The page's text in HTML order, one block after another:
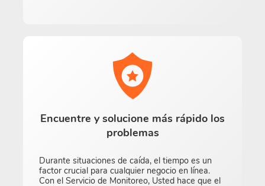
Encuentre y solucione más rápido los
problemas
Durante situaciones de caída, el tiempo es un
factor crucial para cualquier negocio en línea.
Con el Servicio de Monitoreo, Usted hace que el